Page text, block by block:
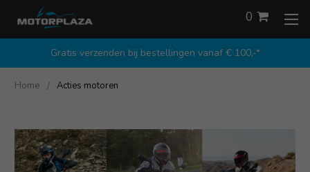
Gratis verzenden bij bestellingen vanaf € 100,-*
0
Home Acties motoren